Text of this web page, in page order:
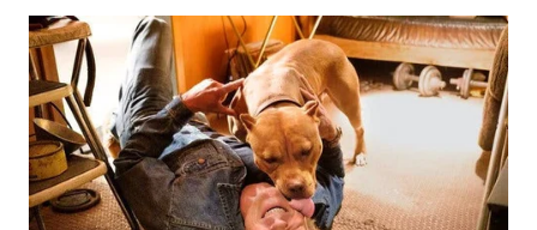
SIMALUNGUN
WN
LABUHANBATU
WN
TAPANULI